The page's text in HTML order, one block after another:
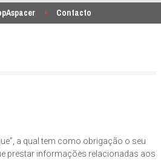
Contacto
a qual tem como obrigação o seu
prestar informações relacionadas aos